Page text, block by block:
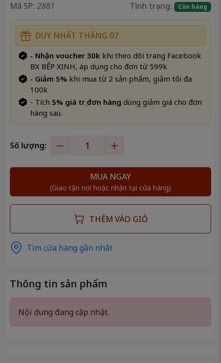
Mã SP: 2881 Tình trạng: Còn hàng
DUY NHẤT THÁNG 07
- Nhận voucher 30k khi theo dõi trang Facebook
BX BẾP XINH, áp dụng cho đơn từ 599k
- Giảm 5% khi mua từ 2 sản phẩm, giảm tối đa
100k
- Tích 5% giá trị đơn hàng dùng giảm giá cho đơn
hàng sau.
Số lượng:
MUA NGAY
(Giao tận nơi hoặc nhận tại cửa hàng)
THÊM VÀO GIỎ
Tìm cửa hàng gần nhất
Thông tin sản phẩm
Nội dung đang cập nhật.